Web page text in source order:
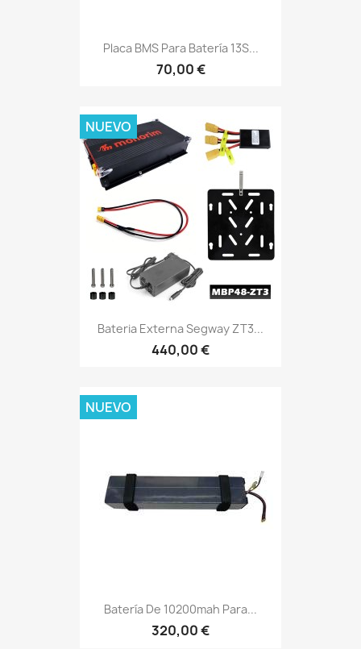
Placa BMS Para Batería 13S...
70,00 €
Bateria Externa Segway ZT3...
440,00 €
NUEVO
Batería De 10200mah Para...
320,00 €
NUEVO